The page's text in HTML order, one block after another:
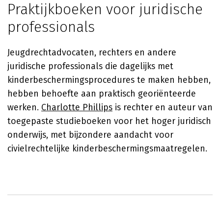
Praktijkboeken voor juridische
professionals
Jeugdrechtadvocaten, rechters en andere
juridische professionals die dagelijks met
kinderbeschermingsprocedures te maken hebben,
hebben behoefte aan praktisch georiënteerde
werken. Charlotte Phillips is rechter en auteur van
toegepaste studieboeken voor het hoger juridisch
onderwijs, met bijzondere aandacht voor
civielrechtelijke kinderbeschermingsmaatregelen.